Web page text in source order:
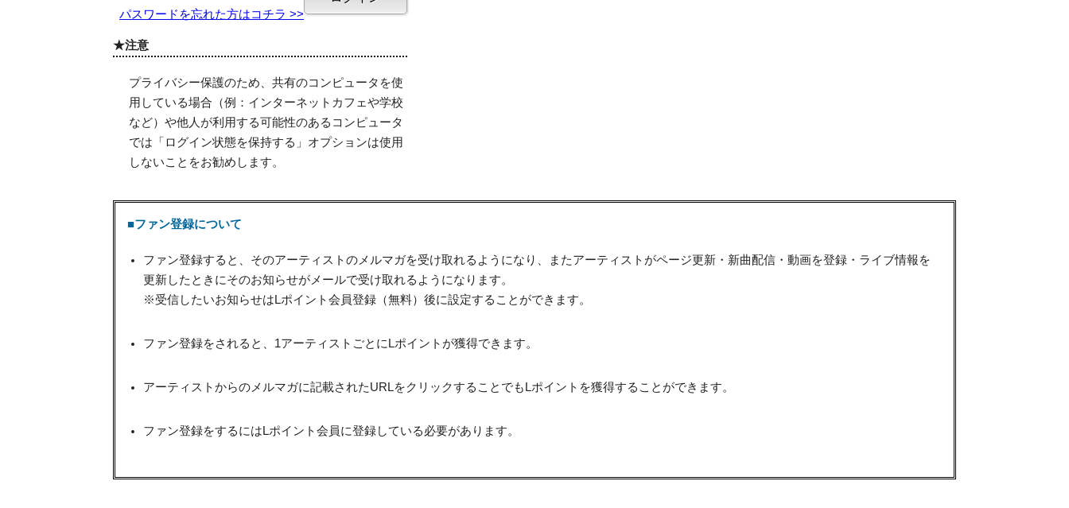
パスワードを忘れた方はコチラ >>
★注意
プライバシー保護のため、共有のコンピュータを使
用している場合（例：インターネットカフェや学校
など）や他人が利用する可能性のあるコンピュータ
では「ログイン状態を保持する」オプションは使用
しないことをお勧めします。
■ファン登録について
ファン登録すると、そのアーティストのメルマガを受け取れるようになり、またアーティストがページ更新・新曲配信・動画を登録・ライブ情報を
更新したときにそのお知らせがメールで受け取れるようになります。
※受信したいお知らせはLポイント会員登録（無料）後に設定することができます。
ファン登録をされると、1アーティストごとにLポイントが獲得できます。
アーティストからのメルマガに記載されたURLをクリックすることでもLポイントを獲得することができます。
ファン登録をするにはLポイント会員に登録している必要があります。